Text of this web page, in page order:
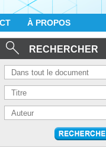
À PROPOS
RECHERCHER